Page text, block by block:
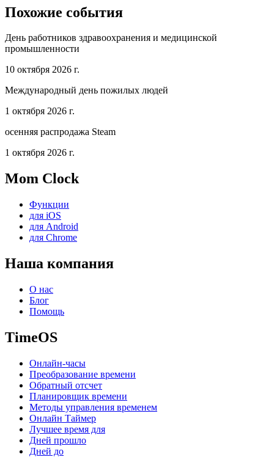
Похожие события
День работников здравоохранения и медицинской
промышленности
10 октября 2026 г.
Международный день пожилых людей
1 октября 2026 г.
осенняя распродажа Steam
1 октября 2026 г.
Mom Clock
Функции
для iOS
для Android
для Chrome
Наша компания
О нас
Блог
Помощь
TimeOS
Онлайн-часы
Преобразование времени
Обратный отсчет
Планировщик времени
Методы управления временем
Онлайн Таймер
Лучшее время для
Дней прошло
Дней до